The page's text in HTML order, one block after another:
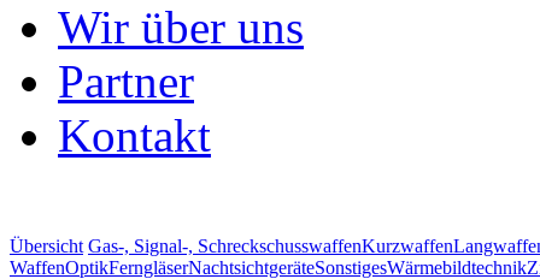
Wir über uns
Partner
Kontakt
Übersicht Gas-, Signal-, SchreckschusswaffenKurzwaffen
WaffenOptikFerngläserNachtsichtgeräteSonstigesWärmebildtechnik